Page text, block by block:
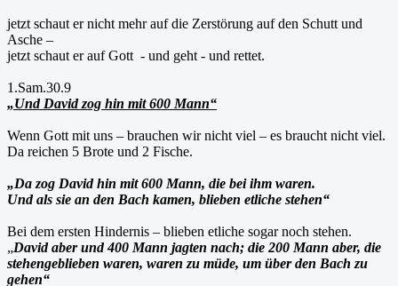
jetzt schaut er nicht mehr auf die Zerstörung auf den Schutt und
Asche –
jetzt schaut er auf Gott - und geht - und rettet.
1.Sam.30.9
„Und David zog hin mit 600 Mann“
Wenn Gott mit uns – brauchen wir nicht viel – es braucht nicht viel.
Da reichen 5 Brote und 2 Fische.
„Da zog David hin mit 600 Mann, die bei ihm waren.
Und als sie an den Bach kamen, blieben etliche stehen“
Bei dem ersten Hindernis – blieben etliche sogar noch stehen.
„David aber und 400 Mann jagten nach; die 200 Mann aber, die
stehengeblieben waren, waren zu müde, um über den Bach zu
gehen“